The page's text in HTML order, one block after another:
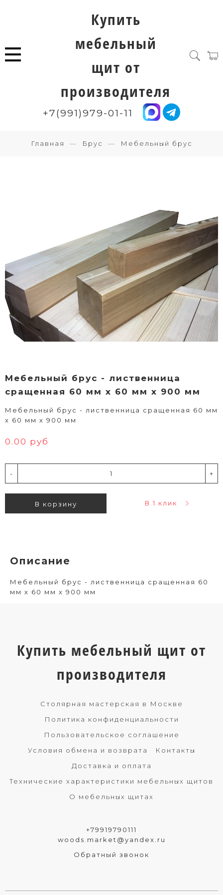
Купить
мебельный
щит от
производителя
+7(991)979-01-11
Главная Брус Мебельный брус
Мебельный брус - лиственница
сращенная 60 мм х 60 мм х 900 мм
Мебельный брус - лиственница сращенная 60 мм
х 60 мм х 900 мм
0.00 руб
- +
В корзину В 1 клик
Описание
Мебельный брус - лиственница сращенная 60
мм х 60 мм х 900 мм
Купить мебельный щит от
производителя
Столярная мастерская в Москве
Политика конфиденциальности
Пользовательское соглашение
Условия обмена и возврата
Контакты
Доставка и оплата
Технические характеристики мебельных щитов
О мебельных щитах
+79919790111
woods.market@yandex.ru
Обратный звонок